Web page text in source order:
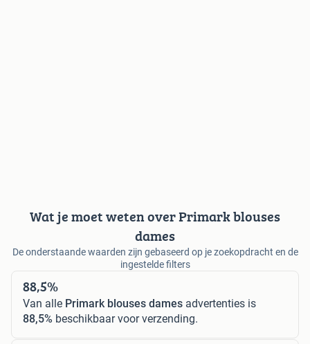
Wat je moet weten over Primark blouses
dames
De onderstaande waarden zijn gebaseerd op je zoekopdracht en de
ingestelde filters
88,5%
Van alle Primark blouses dames advertenties is
88,5% beschikbaar voor verzending.